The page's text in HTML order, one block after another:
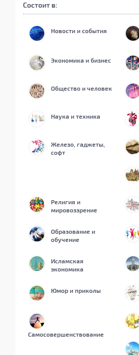
Состоит в:
Новости и события
Экономика и бизнес
Общество и человек
Наука и техника
Железо, гаджеты,
софт
Религия и
мировоззрение
Образование и
обучение
Исламская
экономика
Юмор и приколы
Самосовершенствование